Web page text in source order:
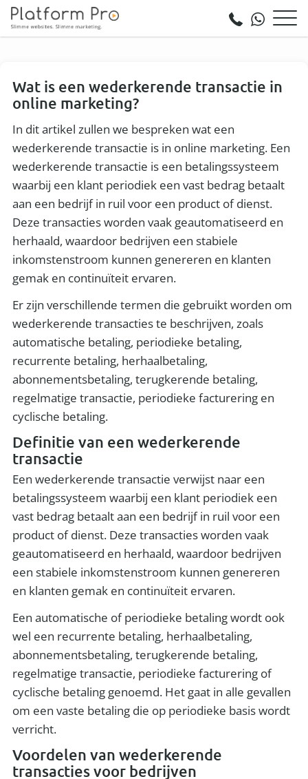
Wat is een wederkerende transactie in
online marketing?
In dit artikel zullen we bespreken wat een
wederkerende transactie is in online marketing. Een
wederkerende transactie is een betalingssysteem
waarbij een klant periodiek een vast bedrag betaalt
aan een bedrijf in ruil voor een product of dienst.
Deze transacties worden vaak geautomatiseerd en
herhaald, waardoor bedrijven een stabiele
inkomstenstroom kunnen genereren en klanten
gemak en continuïteit ervaren.
Er zijn verschillende termen die gebruikt worden om
wederkerende transacties te beschrijven, zoals
automatische betaling, periodieke betaling,
recurrente betaling, herhaalbetaling,
abonnementsbetaling, terugkerende betaling,
regelmatige transactie, periodieke facturering en
cyclische betaling.
Definitie van een wederkerende
transactie
Een wederkerende transactie verwijst naar een
betalingssysteem waarbij een klant periodiek een
vast bedrag betaalt aan een bedrijf in ruil voor een
product of dienst. Deze transacties worden vaak
geautomatiseerd en herhaald, waardoor bedrijven
een stabiele inkomstenstroom kunnen genereren
en klanten gemak en continuïteit ervaren.
Een automatische of periodieke betaling wordt ook
wel een recurrente betaling, herhaalbetaling,
abonnementsbetaling, terugkerende betaling,
regelmatige transactie, periodieke facturering of
cyclische betaling genoemd. Het gaat in alle gevallen
om een vaste betaling die op periodieke basis wordt
verricht.
Voordelen van wederkerende
transacties voor bedrijven